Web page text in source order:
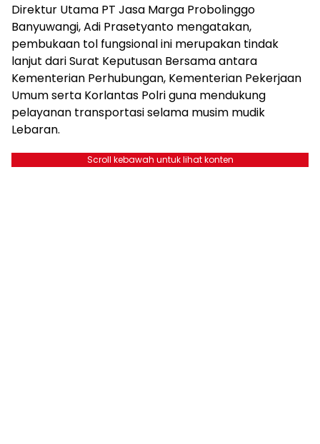
Direktur Utama PT Jasa Marga Probolinggo
Banyuwangi, Adi Prasetyanto mengatakan,
pembukaan tol fungsional ini merupakan tindak
lanjut dari Surat Keputusan Bersama antara
Kementerian Perhubungan, Kementerian Pekerjaan
Umum serta Korlantas Polri guna mendukung
pelayanan transportasi selama musim mudik
Lebaran.
Scroll kebawah untuk lihat konten